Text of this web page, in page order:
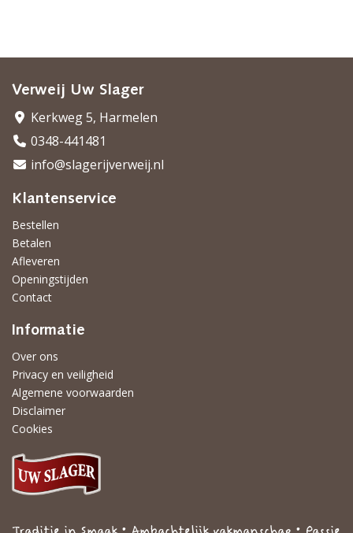
Verweij Uw Slager
Kerkweg 5, Harmelen
0348-441481
info@slagerijverweij.nl
Klantenservice
Bestellen
Betalen
Afleveren
Openingstijden
Contact
Informatie
Over ons
Privacy en veiligheid
Algemene voorwaarden
Disclaimer
Cookies